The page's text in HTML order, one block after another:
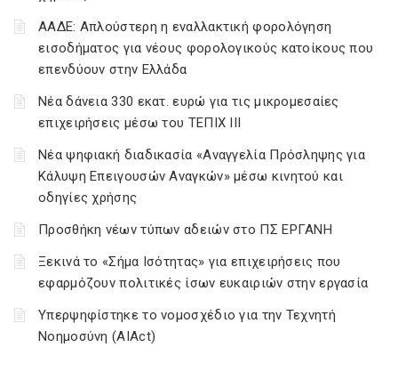
ΑΑΔΕ: Απλούστερη η εναλλακτική φορολόγηση
εισοδήματος για νέους φορολογικούς κατοίκους που
επενδύουν στην Ελλάδα
Νέα δάνεια 330 εκατ. ευρώ για τις μικρομεσαίες
επιχειρήσεις μέσω του ΤΕΠΙΧ ΙΙΙ
Νέα ψηφιακή διαδικασία «Αναγγελία Πρόσληψης για
Κάλυψη Επειγουσών Αναγκών» μέσω κινητού και
οδηγίες χρήσης
Προσθήκη νέων τύπων αδειών στο ΠΣ ΕΡΓΑΝΗ
Ξεκινά το «Σήμα Ισότητας» για επιχειρήσεις που
εφαρμόζουν πολιτικές ίσων ευκαιριών στην εργασία
Υπερψηφίστηκε το νομοσχέδιο για την Τεχνητή
Νοημοσύνη (AIAct)